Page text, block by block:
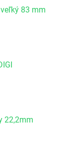
veľký 83 mm
22,2mm